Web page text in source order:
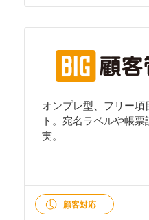
オンプレ型、フリー項
ト。宛名ラベルや帳
実。
顧客対応